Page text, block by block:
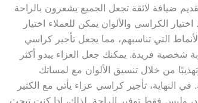
ضيافة لائقة تجعل الجميع يشعرون بالراحة
اختيار الكراسي والألوان يمكن للعملاء اختيار
التي تناسبهم، مما يجعل تأجير كراسي
شخصية فريدة. يمكنك جعل العزاء يبدو أكثر
من خلال تنسيق الألوان مع لمساتك
النهاية، تأجير كراسي عزاء يأتي مع الكثير